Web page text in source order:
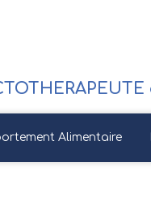
Alimentaire